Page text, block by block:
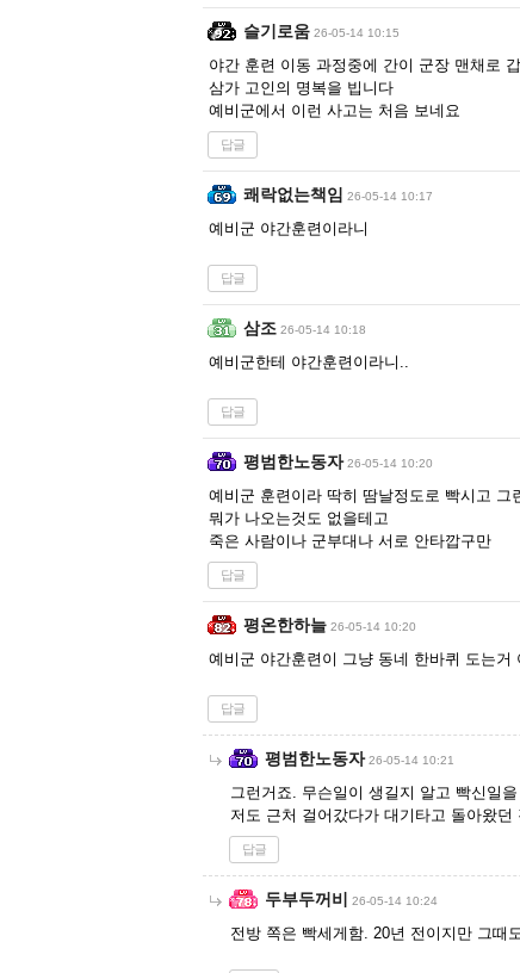
슬기로움 26-05-14 10:15
야간 훈련 이동 과정중에 간이 군장 맨채로
삼가 고인의 명복을 빕니다
예비군에서 이런 사고는 처음 보네요
답글
쾌락없는책임 26-05-14 10:17
예비군 야간훈련이라니
답글
삼조 26-05-14 10:18
예비군한테 야간훈련이라니..
답글
평범한노동자 26-05-14 10:20
예비군 훈련이라 딱히 땀날정도로 빡시고 그
뭐가 나오는것도 없을테고
죽은 사람이나 군부대나 서로 안타깝구만
답글
평온한하늘 26-05-14 10:20
예비군 야간훈련이 그냥 동네 한바퀴 도는거
답글
평범한노동자 26-05-14 10:21
그런거죠. 무슨일이 생길지 알고 빡신일
저도 근처 걸어갔다가 대기타고 돌아왔던
답글
두부두꺼비 26-05-14 10:24
전방 쪽은 빡세게함. 20년 전이지만 그때